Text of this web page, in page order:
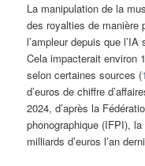
La manipulation de la
des royalties de manière
l’ampleur depuis que
Cela impacterait environ
selon certaines sources (
d’euros de chiffre
2024, d’après la
phonographique (IFPI),
milliards d’euros l’an